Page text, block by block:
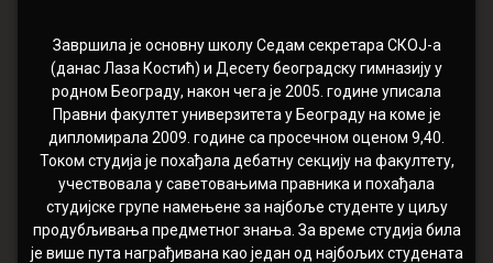
Завршила је основну школу Седам секретара СКОЈ-а
(данас Лаза Костић) и Десету београдску гимназију у
родном Београду, након чега је 2005. године уписала
Правни факултет универзитета у Београду на коме је
дипломирала 2009. године са просечном оценом 9,40.
Током студија је похађала дебатну секцију на факултету,
учествовала у саветовањима правника и похађала
студијске групе намењене за најбоље студенте у циљу
продубљивања предметног знања. За време студија била
је више пута награђивана као један од најбољих студената